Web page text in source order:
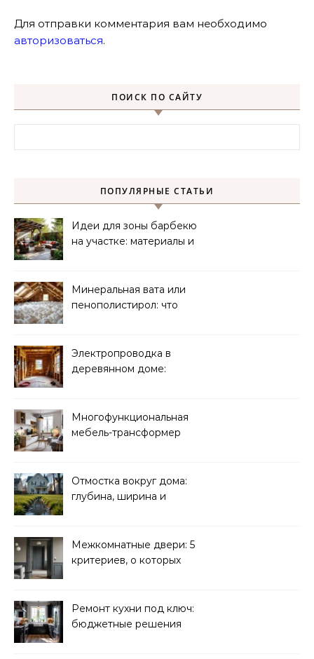
Для отправки комментария вам необходимо
авторизоваться.
ПОИСК ПО САЙТУ
ПОПУЛЯРНЫЕ СТАТЬИ
Идеи для зоны барбекю
на участке: материалы и
Минеральная вата или
пенополистирол: что
Электропроводка в
деревянном доме:
Многофункциональная
мебель-трансформер
Отмостка вокруг дома:
глубина, ширина и
Межкомнатные двери: 5
критериев, о которых
Ремонт кухни под ключ:
бюджетные решения